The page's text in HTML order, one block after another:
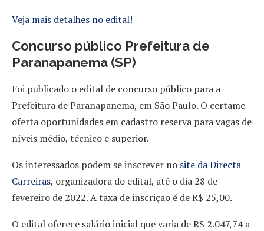
Veja mais detalhes no edital!
Concurso público Prefeitura de
Paranapanema (SP)
Foi publicado o edital de concurso público para a
Prefeitura de Paranapanema, em São Paulo. O certame
oferta oportunidades em cadastro reserva para vagas de
níveis médio, técnico e superior.
Os interessados podem se inscrever no site da Directa
Carreiras, organizadora do edital, até o dia 28 de
fevereiro de 2022. A taxa de inscrição é de R$ 25,00.
O edital oferece salário inicial que varia de R$ 2.047,74 a